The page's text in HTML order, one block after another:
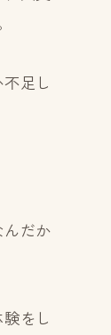
足し
だか
をし